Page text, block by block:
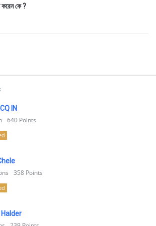
করেন কে ?
IN
640 Points
358 Points